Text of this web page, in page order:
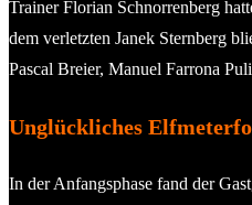
Trainer Florian Schnorrenberg
dem verletzten Janek Sternberg
Pascal Breier, Manuel Farrona
Unglückliches
In der Anfangsphase fand der